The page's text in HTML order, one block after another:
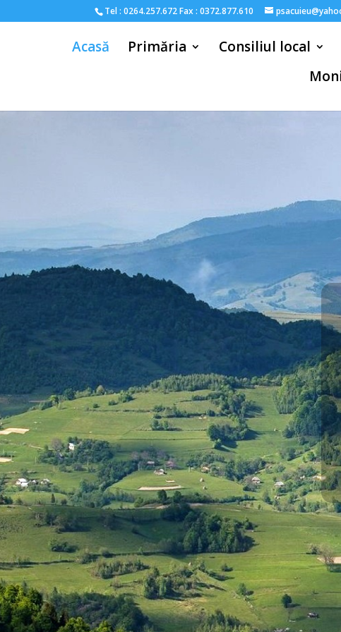
Tel : 0264.257.672 Fax : 0372.877.610
Acasă Primăria Consiliul local